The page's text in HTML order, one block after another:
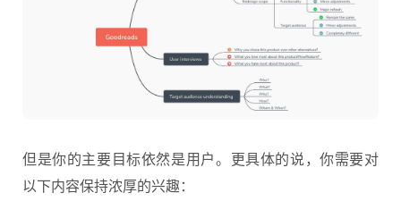
但是你的主要目标依然是用户。更具体的说，你需要对
以下内容保持浓厚的兴趣：